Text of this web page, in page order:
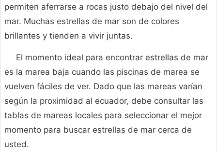
permiten aferrarse a rocas justo debajo del nivel del
mar. Muchas estrellas de mar son de colores
brillantes y tienden a vivir juntas.
El momento ideal para encontrar estrellas de mar
es la marea baja cuando las piscinas de marea se
vuelven fáciles de ver. Dado que las mareas varían
según la proximidad al ecuador, debe consultar las
tablas de mareas locales para seleccionar el mejor
momento para buscar estrellas de mar cerca de
usted.